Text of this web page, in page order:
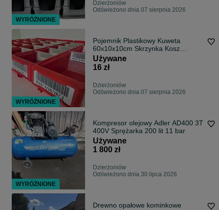
Dzierżoniów
Odświeżono dnia 07 sierpnia 2026
Pojemnik Plastikowy Kuweta
60x10x10cm Skrzynka Kosz
Magazyn Warsztat
Używane
16 zł
Dzierżoniów
Odświeżono dnia 07 sierpnia 2026
Kompresor olejowy Adler AD400 3T
400V Sprężarka 200 lit 11 bar
Używane
1 800 zł
Dzierżoniów
Odświeżono dnia 30 lipca 2026
Drewno opałowe kominkowe
WYRÓŻNIONE
WYRÓŻNIONE
WYRÓŻNIONE